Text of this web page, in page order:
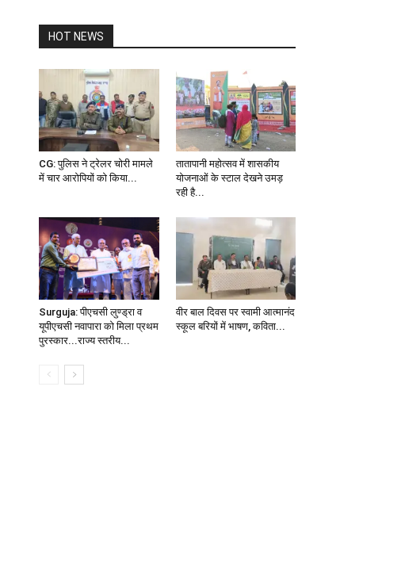
HOT NEWS
CG: पुलिस ने ट्रेलर चोरी मामले
में चार आरोपियों को किया...
तातापानी महोत्सव में शासकीय
योजनाओं के स्टाल देखने उमड़
रही है...
Surguja: पीएचसी लुण्ड्रा व
यूपीएचसी नवापारा को मिला प्रथम
पुरस्कार...राज्य स्तरीय...
वीर बाल दिवस पर स्वामी आत्मानंद
स्कूल बरियों में भाषण, कविता...